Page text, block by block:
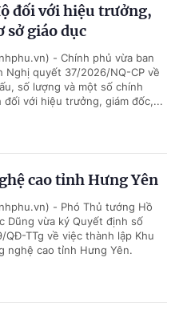
đối với hiệu trưởng,
sở giáo dục
- Chính phủ vừa ban
Nghị quyết 37/2026/NQ-CP về
số lượng và một số chính
đối với hiệu trưởng, giám đốc,...
cao tỉnh Hưng Yên
- Phó Thủ tướng Hồ
Dũng vừa ký Quyết định số
QĐ-TTg về việc thành lập Khu
nghệ cao tỉnh Hưng Yên.